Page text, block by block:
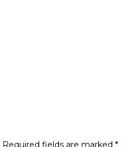
Required fields are marked *